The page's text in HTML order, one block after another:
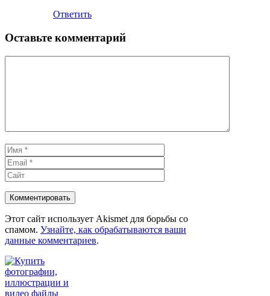
Ответить
Оставьте комментарий
Имя
Этот сайт использует Akismet для борьбы со
спамом. Узнайте, как обрабатываются ваши
данные комментариев.